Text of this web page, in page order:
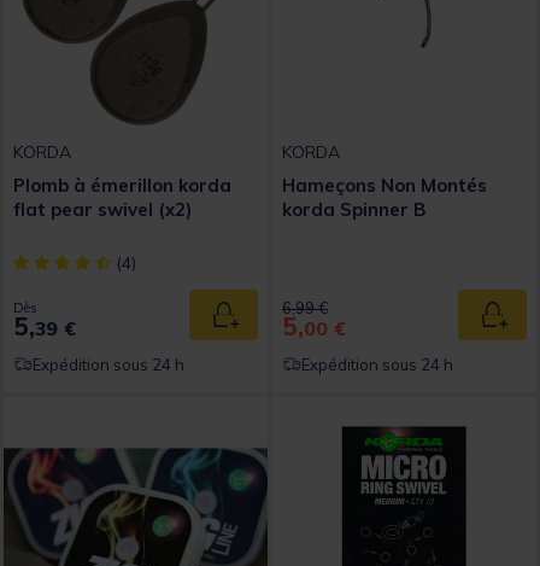
KORDA
Plomb à émerillon korda
flat pear swivel (x2)
[object Object] out of 5 Customer Rating
(4)
Dès
5,39 € Ajouter au panier
Expédition sous 24 h
KORDA
Hameçons Non Montés
korda Spinner B
Price reduced from
6,99 €to
5,00 €
Expédition sous 24 h